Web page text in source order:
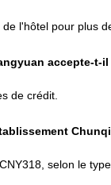
l'hôtel pour plus
accepte-t-il
de crédit.
selon le